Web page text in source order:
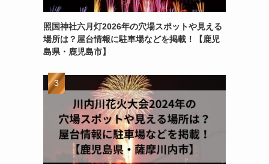
照国神社六月灯2026年の穴場スポットや見える
場所は？屋台情報に駐車場などを掲載！【鹿児
島県・鹿児島市】